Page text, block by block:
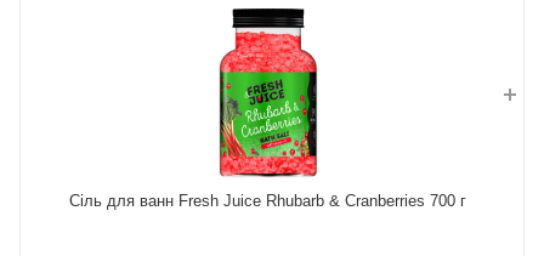
Сіль для ванн Fresh Juice Rhubarb & Cranberries 700 г